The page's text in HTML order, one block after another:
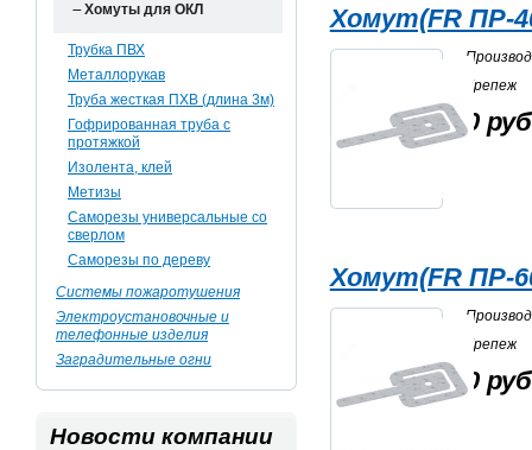
Хомуты для ОКЛ
Трубка ПВХ
Металлорукав
Труба жесткая ПХВ (длина 3м)
Гофрированная труба с
протяжкой
Изолента, клей
Метизы
Саморезы универсальные со
сверлом
Саморезы по дереву
Системы пожаротушения
Электроустановочные и
телефонные изделия
Заградительные огни
Новости компании
Хомут(FR ПР-
Крепеж
0
Хомут(FR ПР-
Крепеж
0